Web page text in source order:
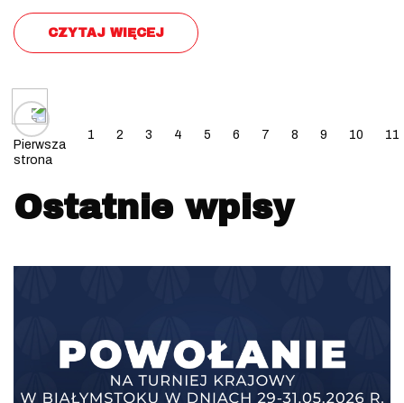
CZYTAJ WIĘCEJ
Posts navigation
Pierwsza
strona
1 2 3 4 5 6 7 8 9 10 11
Ostatnie wpisy